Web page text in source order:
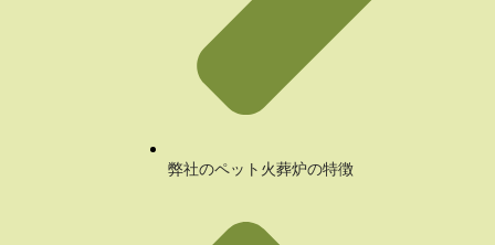
弊社のペット火葬炉の特徴